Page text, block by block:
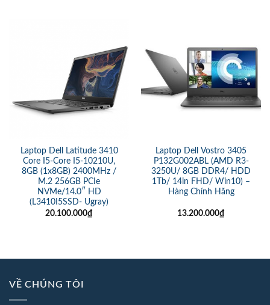
Laptop Dell Latitude 3410
Core I5-Core I5-10210U,
8GB (1x8GB) 2400MHz /
M.2 256GB PCIe
NVMe/14.0″ HD
(L3410I5SSD- Ugray)
20.100.000₫
Laptop Dell Vostro 3405
P132G002ABL (AMD R3-
3250U/ 8GB DDR4/ HDD
1Tb/ 14in FHD/ Win10) –
Hàng Chính Hãng
13.200.000₫
VỀ CHÚNG TÔI